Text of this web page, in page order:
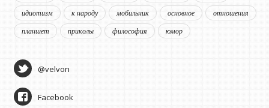
идиотизм
к народу мобильник основное
отношения
планшет
приколы философия юмор
@velvon
Facebook